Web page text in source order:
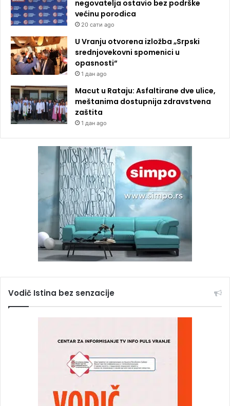
negovatelja ostavio bez podrške
većinu porodica
20 сати ago
U Vranju otvorena izložba „Srpski
srednjovekovni spomenici u
opasnosti“
1 дан ago
Macut u Rataju: Asfaltirane dve ulice,
meštanima dostupnija zdravstvena
zaštita
1 дан ago
Vodič Istina bez senzacije